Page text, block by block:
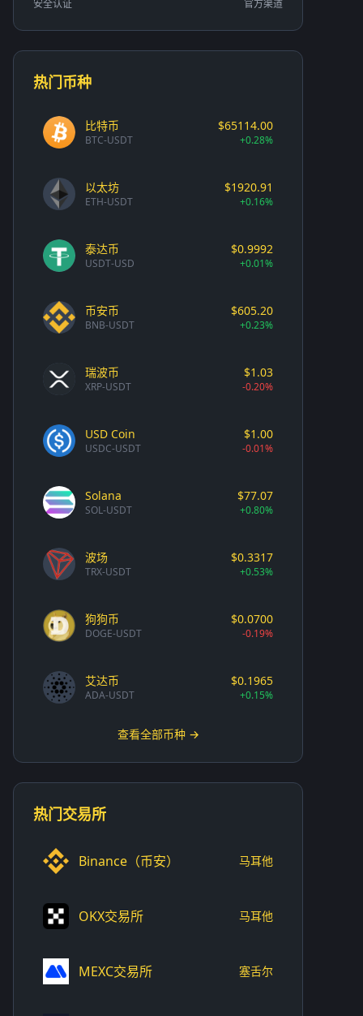
安全认证 官方渠道
热门币种
比特币
BTC-USDT
$65114.00
+0.28%
以太坊
ETH-USDT
$1920.91
+0.16%
泰达币
USDT-USD
$0.9992
+0.01%
币安币
BNB-USDT
$605.20
+0.23%
瑞波币
XRP-USDT
$1.03
-0.20%
USD Coin
USDC-USDT
$1.00
-0.01%
Solana
SOL-USDT
$77.07
+0.80%
波场
TRX-USDT
$0.3317
+0.53%
狗狗币
DOGE-USDT
$0.0700
-0.19%
艾达币
ADA-USDT
$0.1965
+0.15%
查看全部币种 →
热门交易所
Binance（币安） 马耳他
OKX交易所 马耳他
MEXC交易所 塞舌尔